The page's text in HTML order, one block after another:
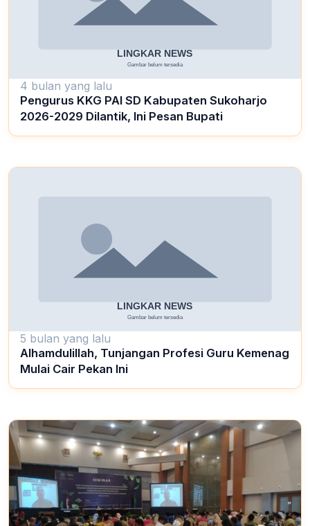
4 bulan yang lalu
Pengurus KKG PAI SD Kabupaten Sukoharjo
2026-2029 Dilantik, Ini Pesan Bupati
5 bulan yang lalu
Alhamdulillah, Tunjangan Profesi Guru Kemenag
Mulai Cair Pekan Ini